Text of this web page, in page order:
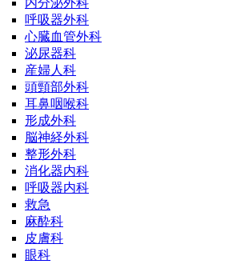
内分泌外科
呼吸器外科
心臓血管外科
泌尿器科
産婦人科
頭頸部外科
耳鼻咽喉科
形成外科
脳神経外科
整形外科
消化器内科
呼吸器内科
救急
麻酔科
皮膚科
眼科